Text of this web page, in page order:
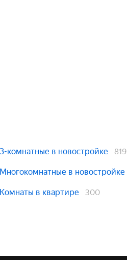
3-комнатные в новостройке 819
Многокомнатные в новостройке
Комнаты в квартире 300